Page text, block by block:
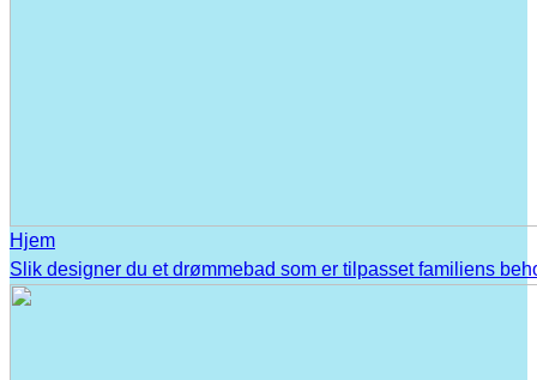
Hjem
Slik designer du et drømmebad som er tilpasset familiens